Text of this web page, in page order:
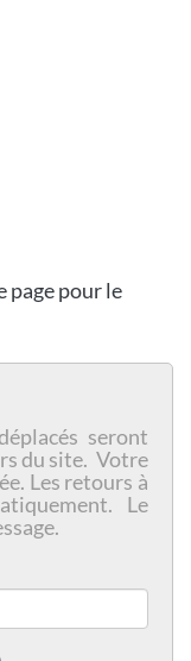
page pour le
seront
du site. Votre
Les retours à
Le